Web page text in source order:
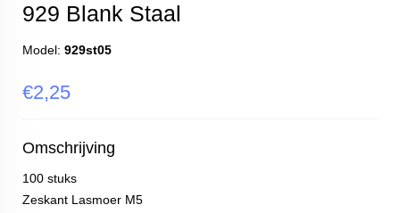
929 Blank Staal
Model: 929st05
€2,25
Omschrijving
100 stuks
Zeskant Lasmoer M5